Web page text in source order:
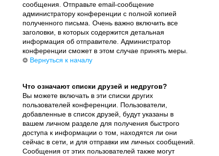
сообщения. Отправьте email-сообщение
администратору конференции с полной копией
полученного письма. Очень важно включить все
заголовки, в которых содержится детальная
информация об отправителе. Администратор
конференции сможет в этом случае принять меры.
Вернуться к началу
Что означают списки друзей и недругов?
Вы можете включать в эти списки других
пользователей конференции. Пользователи,
добавленные в список друзей, будут указаны в
вашем личном разделе для получения быстрого
доступа к информации о том, находятся ли они
сейчас в сети, и для отправки им личных сообщений.
Сообщения от этих пользователей также могут